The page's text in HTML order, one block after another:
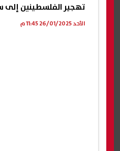
تهجير الفلسطينين إلى
الأحد 26/01/2025 11:45 م